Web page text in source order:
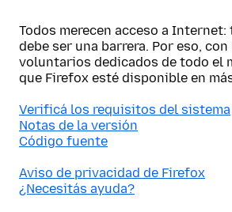
Todos merecen acceso a
debe ser una barrera. Por eso, con
voluntarios dedicados de todo el
que Firefox esté disponible en
Verificá los requisitos del sistema
Notas de la versión
Código fuente
Aviso de privacidad de Firefox
¿Necesitás ayuda?